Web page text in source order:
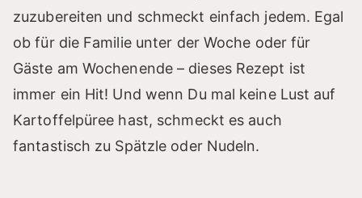
zuzubereiten und schmeckt einfach jedem. Egal
ob für die Familie unter der Woche oder für
Gäste am Wochenende – dieses Rezept ist
immer ein Hit! Und wenn Du mal keine Lust auf
Kartoffelpüree hast, schmeckt es auch
fantastisch zu Spätzle oder Nudeln.